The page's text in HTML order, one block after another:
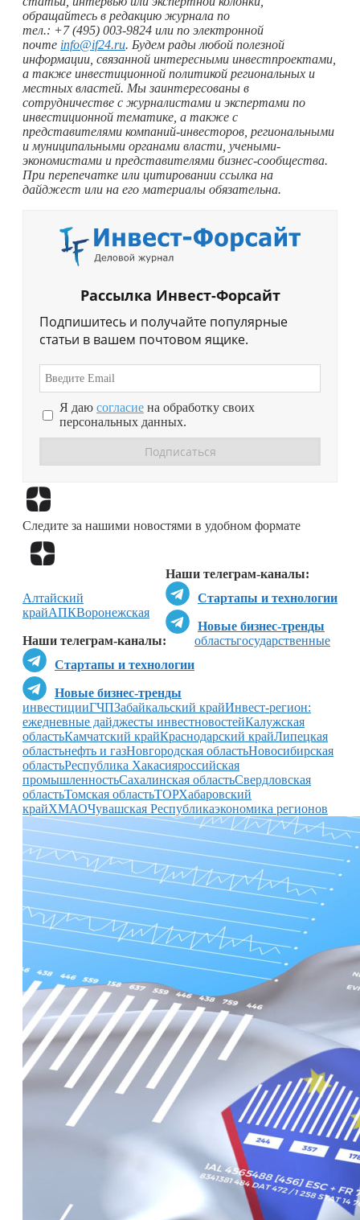
обращайтесь в редакцию журнала по
тел.: +7 (495) 003‑9824 или по электронной
почте info@if24.ru. Будем рады любой полезной
информации, связанной интересными инвестпроектами,
а также инвестиционной политикой региональных и
местных властей. Мы заинтересованы в
сотрудничестве с журналистами и экспертами по
инвестиционной тематике, а также с
представителями компаний-инвесторов, региональными
и муниципальными органами власти, учеными-
экономистами и представителями бизнес-сообщества.
При перепечатке или цитировании ссылка на
дайджест или на его материалы обязательна.
Рассылка Инвест-Форсайт
Подпишитесь и получайте популярные
статьи в вашем почтовом ящике.
Я даю согласие на обработку своих
персональных данных.
Следите за нашими новостями в удобном формате
Наши телеграм-каналы:
Стартапы и технологии
Новые бизнес-тренды
Наши телеграм-каналы:
Стартапы и технологии
Новые бизнес-тренды
Алтайский
крайАПКВоронежская
областьгосударственные
инвестицииГЧПЗабайкальский крайИнвест-регион:
ежедневные дайджесты инвестновостейКалужская
областьКамчатский крайКраснодарский крайЛипецкая
областьнефть и газНовгородская областьНовосибирская
областьРеспублика Хакасияроссийская
промышленностьСахалинская областьСвердловская
областьТомская областьТОРХабаровский
крайХМАОЧувашская Республикаэкономика регионов